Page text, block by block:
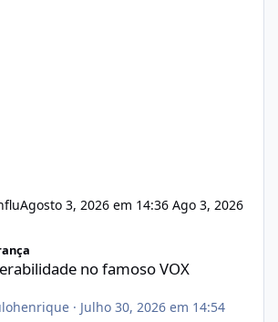
Agosto 3, 2026 em 14:36 Ago 3, 2026
VOX
no famoso VOX
· Julho 30, 2026 em 14:54